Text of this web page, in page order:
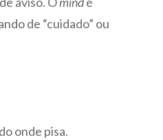
de “cuidado” ou
onde pisa.